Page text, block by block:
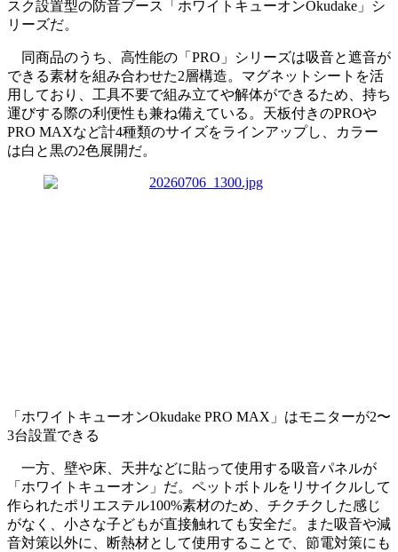
スク設置型の防音ブース「ホワイトキューオンOkudake」シ
リーズだ。
同商品のうち、高性能の「PRO」シリーズは吸音と遮音が
できる素材を組み合わせた2層構造。マグネットシートを活
用しており、工具不要で組み立てや解体ができるため、持ち
運びする際の利便性も兼ね備えている。天板付きのPROや
PRO MAXなど計4種類のサイズをラインアップし、カラー
は白と黒の2色展開だ。
「ホワイトキューオンOkudake PRO MAX」はモニターが2〜
3台設置できる
一方、壁や床、天井などに貼って使用する吸音パネルが
「ホワイトキューオン」だ。ペットボトルをリサイクルして
作られたポリエステル100%素材のため、チクチクした感じ
がなく、小さな子どもが直接触れても安全だ。また吸音や減
音対策以外に、断熱材として使用することで、節電対策にも